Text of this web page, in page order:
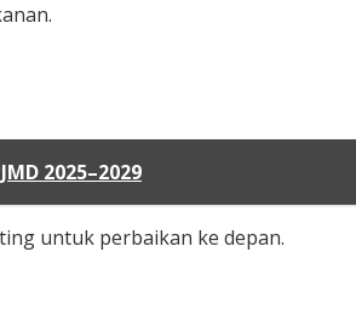
2025–2029
untuk perbaikan ke depan.